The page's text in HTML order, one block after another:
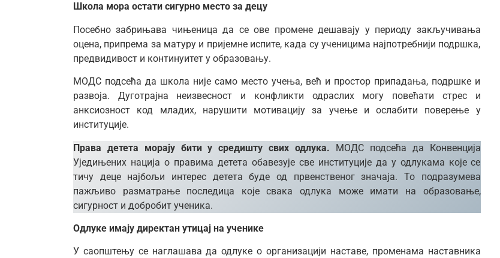
Школа мора остати сигурно место за децу
Посебно забрињава чињеница да се ове промене дешавају у периоду закључивања
оцена, припрема за матуру и пријемне испите, када су ученицима најпотребнији подршка,
предвидивост и континуитет у образовању.
МОДС подсећа да школа није само место учења, већ и простор припадања, подршке и
развоја. Дуготрајна неизвесност и конфликти одраслих могу повећати стрес и
анксиозност код младих, нарушити мотивацију за учење и ослабити поверење у
институције.
Права детета морају бити у средишту свих одлука. МОДС подсећа да Конвенција
Уједињених нација о правима детета обавезује све институције да у одлукама које се
тичу деце најбољи интерес детета буде од првенственог значаја. То подразумева
пажљиво разматрање последица које свака одлука може имати на образовање,
сигурност и добробит ученика.
Одлуке имају директан утицај на ученике
У саопштењу се наглашава да одлуке о организацији наставе, променама наставника